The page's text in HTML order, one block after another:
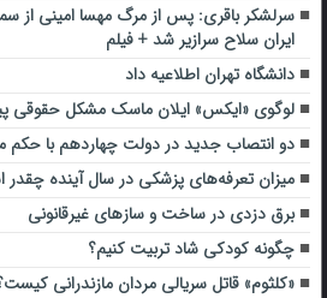
سرلشکر باقری: پس از مرگ مهسا امینی از
ایران سلاح سرازیر شد + فیلم
دانشگاه تهران اطلاعیه داد
لوگوی «ایکس» ایلان ماسک مشکل حقوقی
دو انتصاب جدید در دولت چهاردهم با حکم
میزان تعرفه‌های پزشکی در سال آینده چقدر
برق دزدی در ساخت و سازهای غیرقانونی
چگونه کودکی شاد تربیت کنیم؟
«کلثوم» قاتل سریالی مردان مازندرانی کیست؟